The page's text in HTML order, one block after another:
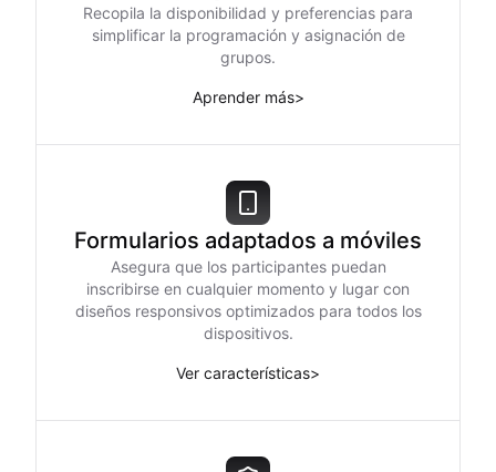
Recopila la disponibilidad y preferencias para
simplificar la programación y asignación de
grupos.
Aprender más>
Formularios adaptados a móviles
Asegura que los participantes puedan
inscribirse en cualquier momento y lugar con
diseños responsivos optimizados para todos los
dispositivos.
Ver características>